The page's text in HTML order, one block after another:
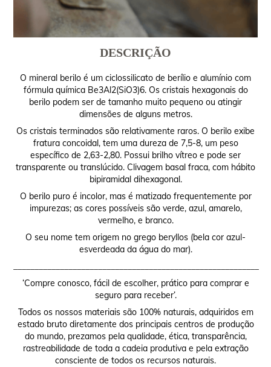
DESCRIÇÃO
O mineral berilo é um ciclossilicato de berílio e alumínio com
fórmula química Be3Al2(SiO3)6. Os cristais hexagonais do
berilo podem ser de tamanho muito pequeno ou atingir
dimensões de alguns metros.
Os cristais terminados são relativamente raros. O berilo exibe
fratura concoidal, tem uma dureza de 7,5-8, um peso
específico de 2,63-2,80. Possui brilho vítreo e pode ser
transparente ou translúcido. Clivagem basal fraca, com hábito
bipiramidal dihexagonal.
O berilo puro é incolor, mas é matizado frequentemente por
impurezas; as cores possíveis são verde, azul, amarelo,
vermelho, e branco.
O seu nome tem origem no grego beryllos (bela cor azul-
esverdeada da água do mar).
‘Compre conosco, fácil de escolher, prático para comprar e
seguro para receber’.
Todos os nossos materiais são 100% naturais, adquiridos em
estado bruto diretamente dos principais centros de produção
do mundo, prezamos pela qualidade, ética, transparência,
rastreabilidade de toda a cadeia produtiva e pela extração
consciente de todos os recursos naturais.